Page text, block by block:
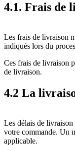
4.1. Frais de
Les frais de livraison
indiqués lors du
Ces frais de livraison
de livraison.
4.2 La
Les délais de
votre commande. Un
applicable.